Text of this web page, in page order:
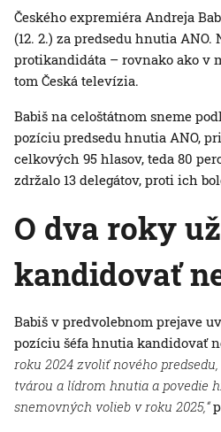
Českého expremiéra Andreja
(12. 2.) za predsedu hnutia
protikandidáta – rovnako ako v
tom Česká televízia.
Babiš na celoštátnom sneme
pozíciu predsedu hnutia ANO,
celkových 95 hlasov, teda 80
zdržalo 13 delegátov, proti ich
O dva roky už
kandidovať
Babiš v predvolebnom prejave
pozíciu šéfa hnutia kandidovať
roku 2024 zvoliť nového
tvárou a lídrom hnutia a povedie
snemovných volieb v roku 2025,“